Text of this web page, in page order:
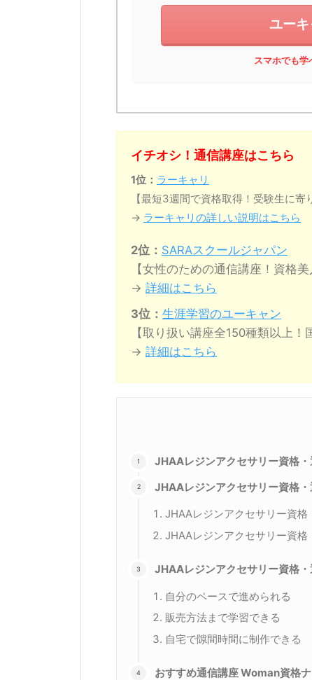
ユー
スマホでも
イチオシ！通信講座はこちら
1位： ラーキャリ
【最短3週間で資格取得！受験生に寄
→ ラーキャリの詳しい説明はこちら
2位： SARAスクールジャパン
【女性のための通信講座！資格美
→ 詳細はこちら
3位： 生涯学習のユーキャン
【取り扱い講座全150種類以上！
→ 詳細はこちら
JHAAレジンアクセサリー資格
JHAAレジンアクセサリー資格
JHAAレジンアクセサリー資格
JHAAレジンアクセサリー資格
JHAAレジンアクセサリー資格
自分のペースで進められる
販売方法まで学習できる
自宅で隙間時間に制作できる
おすすめ通信講座 Woman資格ナ